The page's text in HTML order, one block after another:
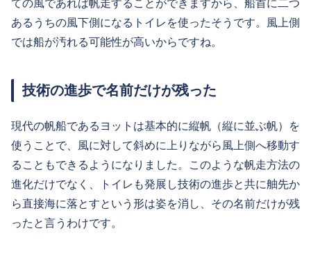
あるうちの風下側になるトイレを使ったそうです。風上側
では船が汚れる可能性が高いからですね。
技術の進歩で名前だけが残った
現代の帆船であるヨットは基本的に縦帆（縦に並ぶ帆）を
使うことで、風に対して斜めに上りながら風上側へ移動す
ることもできるようになりました。このような帆走方法の
進化だけでなく、トイレも発展し技術の進歩と共に舳先か
ら直接海に落とすという形は姿を消し、その名前だけが残
ったと言うわけです。